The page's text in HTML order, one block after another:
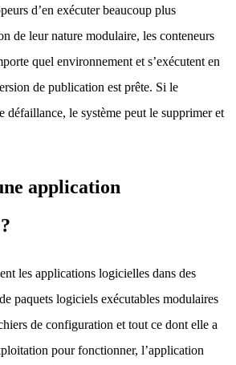
d’en exécuter beaucoup plus
de leur nature modulaire, les conteneurs
quel environnement et s’exécutent en
de publication est prête. Si le
défaillance, le système peut le supprimer et
application
les applications logicielles dans des
paquets logiciels exécutables modulaires
de configuration et tout ce dont elle a
pour fonctionner, l’application